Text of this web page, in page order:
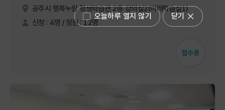
오늘하루 열지 않기 닫기
공주시 행복누림 평생학습관 2층 강의실2(미래학습실1)
신청 : 4명 / 정원 : 12명
접수중